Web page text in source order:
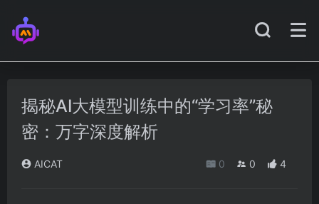
揭秘AI大模型训练中的“学习率”秘
密：万字深度解析
AICAT 0 0 4